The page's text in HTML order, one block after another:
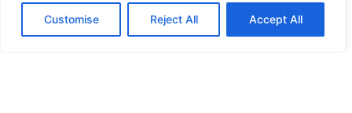
Customise Reject All Accept All